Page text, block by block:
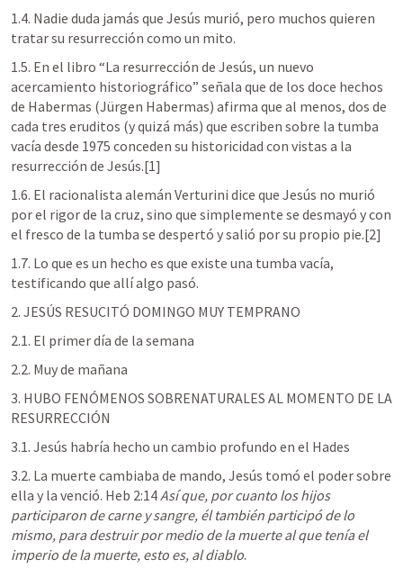
1.4. Nadie duda jamás que Jesús murió, pero muchos quieren
tratar su resurrección como un mito.
1.5. En el libro “La resurrección de Jesús, un nuevo
acercamiento historiográfico” señala que de los doce hechos
de Habermas (Jürgen Habermas) afirma que al menos, dos de
cada tres eruditos (y quizá más) que escriben sobre la tumba
vacía desde 1975 conceden su historicidad con vistas a la
resurrección de Jesús.[1]
1.6. El racionalista alemán Verturini dice que Jesús no murió
por el rigor de la cruz, sino que simplemente se desmayó y con
el fresco de la tumba se despertó y salió por su propio pie.[2]
1.7. Lo que es un hecho es que existe una tumba vacía,
testificando que allí algo pasó.
2. JESÚS RESUCITÓ DOMINGO MUY TEMPRANO
2.1. El primer día de la semana
2.2. Muy de mañana
3. HUBO FENÓMENOS SOBRENATURALES AL MOMENTO DE LA
RESURRECCIÓN
3.1. Jesús habría hecho un cambio profundo en el Hades
3.2. La muerte cambiaba de mando, Jesús tomó el poder sobre
ella y la venció. Heb 2:14Así que, por cuanto los hijos
participaron de carne y sangre, él también participó de lo
mismo, para destruir por medio de la muerte al que tenía el
imperio de la muerte, esto es, al diablo.